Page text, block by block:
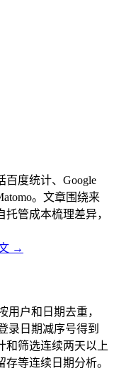
百度统计、Google
。文章围绕来
管成本梳理差异，
→
用户和日期去重，
录日期减序号得到
和筛选连续两天以上
等连续日期分析。